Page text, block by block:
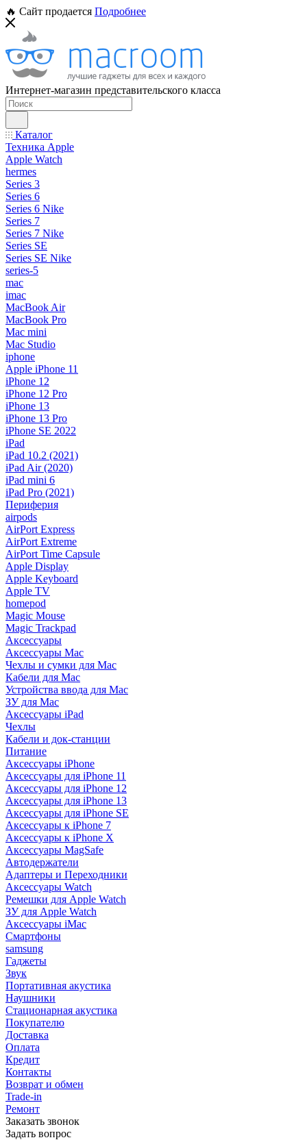
🔥 Сайт продается Подробнее
Интернет-магазин представительского класса
Каталог
Техника Apple
Apple Watch
hermes
Series 3
Series 6
Series 6 Nike
Series 7
Series 7 Nike
Series SE
Series SE Nike
series-5
mac
imac
MacBook Air
MacBook Pro
Mac mini
Mac Studio
iphone
Apple iPhone 11
iPhone 12
iPhone 12 Pro
iPhone 13
iPhone 13 Pro
iPhone SE 2022
iPad
iPad 10.2 (2021)
iPad Air (2020)
iPad mini 6
iPad Pro (2021)
Периферия
airpods
AirPort Express
AirPort Extreme
AirPort Time Capsule
Apple Display
Apple Keyboard
Apple TV
homepod
Magic Mouse
Magic Trackpad
Аксессуары
Аксессуары Mac
Чехлы и сумки для Mac
Кабели для Mac
Устройства ввода для Mac
ЗУ для Mac
Аксессуары iPad
Чехлы
Кабели и док-станции
Питание
Аксессуары iPhone
Аксессуары для iPhone 11
Аксессуары для iPhone 12
Аксессуары для iPhone 13
Аксессуары для iPhone SE
Аксессуары к iPhone 7
Аксессуары к iPhone X
Аксессуары MagSafe
Автодержатели
Адаптеры и Переходники
Аксессуары Watch
Ремешки для Apple Watch
ЗУ для Apple Watch
Аксессуары iMac
Смартфоны
samsung
Гаджеты
Звук
Портативная акустика
Наушники
Стационарная акустика
Покупателю
Доставка
Оплата
Кредит
Контакты
Возврат и обмен
Trade-in
Ремонт
Заказать звонок
Задать вопрос